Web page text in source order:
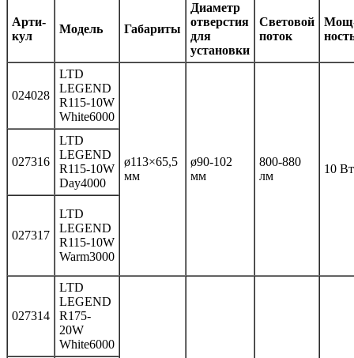
Ар­ти­
кул
Мо­дель Габариты
Диаметр
отверстия
для
установки
Световой
поток
024028
LTD
LEGEND
R115-10W
White6000
ø113×65,5
мм
ø90-102
мм
800-880
лм
10 Вт
027316
LTD
LEGEND
R115-10W
Day4000
027317
LTD
LEGEND
R115-10W
Warm3000
027314
LTD
LEGEND
R175-
20W
White6000